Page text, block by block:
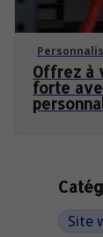
Site
Offrez à
forte